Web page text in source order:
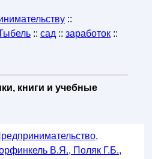
::
:: сад :: заработок::
книги и учебные
В.Я., Поляк Г.Б.,